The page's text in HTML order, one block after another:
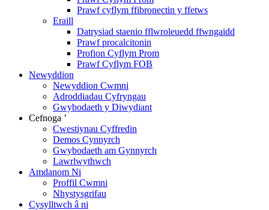
Prawf cyflym ffibronectin y ffetws
Eraill
Datrysiad staenio fflwroleuedd ffwngaidd
Prawf procalcitonin
Profion Cyflym Prom
Prawf Cyflym FOB
Newyddion
Newyddion Cwmni
Adroddiadau Cyfryngau
Gwybodaeth y Diwydiant
Cefnoga ’
Cwestiynau Cyffredin
Demos Cynnyrch
Gwybodaeth am Gynnyrch
Lawrlwythwch
Amdanom Ni
Proffil Cwmni
Nhystysgrifau
Cysylltwch â ni